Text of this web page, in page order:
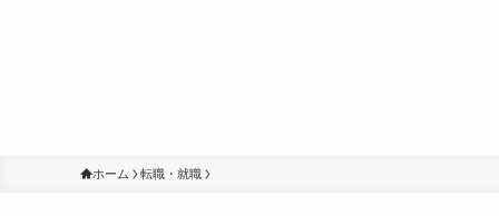
ホーム 転職・就職